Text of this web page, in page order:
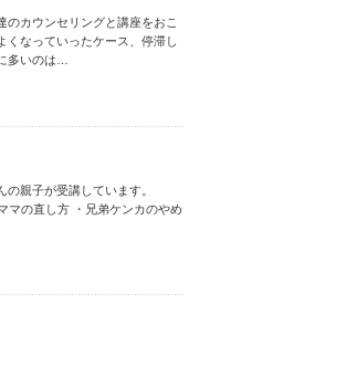
のカウンセリングと講座をおこ
くなっていったケース、停滞し
多いのは…
親子が受講しています。
マの直し方 ・兄弟ケンカのやめ